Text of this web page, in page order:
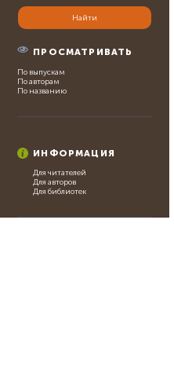
ПРОСМАТРИВАТЬ
По выпускам
По авторам
По названию
ИНФОРМАЦИЯ
Для читателей
Для авторов
Для библиотек